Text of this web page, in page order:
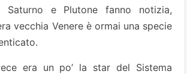
Saturno e Plutone fanno notizia,
vecchia Venere è ormai una specie
era un po’ la star del Sistema